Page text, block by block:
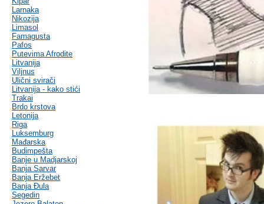
Larnaka
Nikozija
Limasol
Famagusta
Pafos
Putevima Afrodite
Litvanija
Viljnus
Ulični svirači
Litvanija - kako stići
Trakai
Brdo krstova
Letonija
Riga
Luksemburg
Mađarska
Budimpešta
Banje u Madjarskoj
Banja Sarvar
Banja Eržebet
Banja Ðula
Segedin